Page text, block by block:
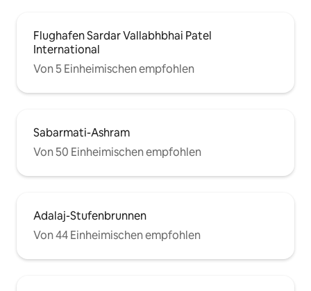
Flughafen Sardar Vallabhbhai Patel
International
Von 5 Einheimischen empfohlen
Sabarmati-Ashram
Von 50 Einheimischen empfohlen
Adalaj-Stufenbrunnen
Von 44 Einheimischen empfohlen